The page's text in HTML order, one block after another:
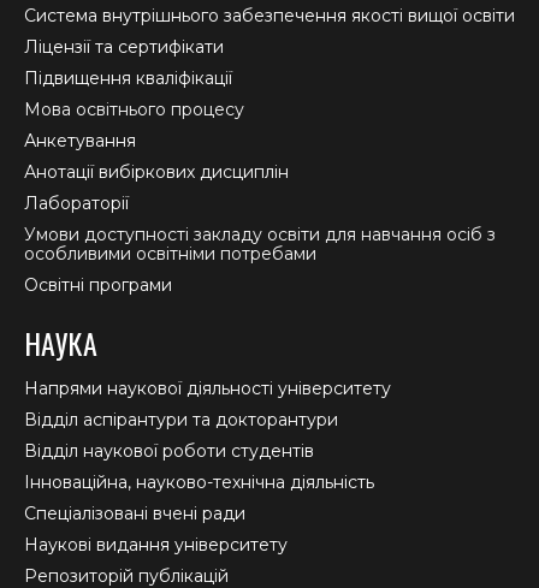
new
window
new
window
new
window
Система внутрішнього забезпечення якості вищої освіти
Ліцензії та сертифікати
Підвищення кваліфікації
Мова освітнього процесу
Анкетування
Анотації вибіркових дисциплін
Лабораторії
Умови доступності закладу освіти для навчання осіб з
особливими освітніми потребами
Освітні програми
НАУКА
Напрями наукової діяльності університету
Відділ аспірантури та докторантури
Відділ наукової роботи студентів
Інноваційна, науково-технічна діяльність
Спеціалізовані вчені ради
Наукові видання університету
Репозиторій публікацій